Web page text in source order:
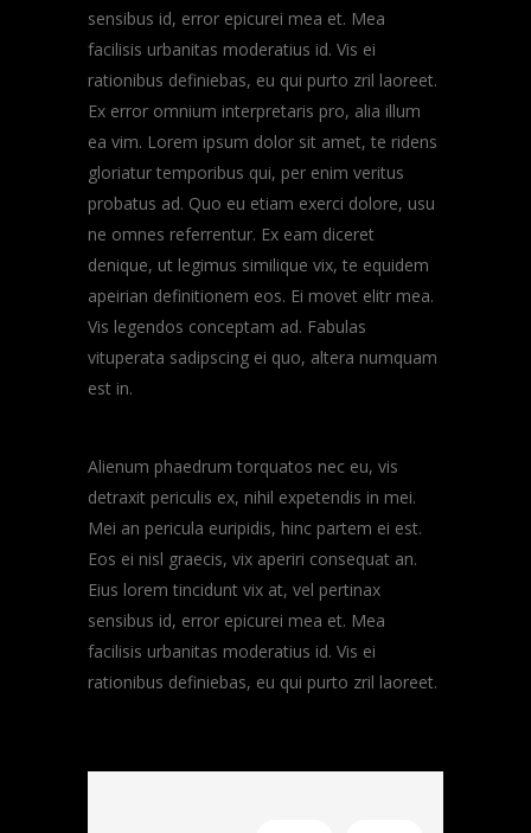
sensibus id, error epicurei mea et. Mea
facilisis urbanitas moderatius id. Vis ei
rationibus definiebas, eu qui purto zril laoreet.
Ex error omnium interpretaris pro, alia illum
ea vim. Lorem ipsum dolor sit amet, te ridens
gloriatur temporibus qui, per enim veritus
probatus ad. Quo eu etiam exerci dolore, usu
ne omnes referrentur. Ex eam diceret
denique, ut legimus similique vix, te equidem
apeirian definitionem eos. Ei movet elitr mea.
Vis legendos conceptam ad. Fabulas
vituperata sadipscing ei quo, altera numquam
est in.
Alienum phaedrum torquatos nec eu, vis
detraxit periculis ex, nihil expetendis in mei.
Mei an pericula euripidis, hinc partem ei est.
Eos ei nisl graecis, vix aperiri consequat an.
Eius lorem tincidunt vix at, vel pertinax
sensibus id, error epicurei mea et. Mea
facilisis urbanitas moderatius id. Vis ei
rationibus definiebas, eu qui purto zril laoreet.